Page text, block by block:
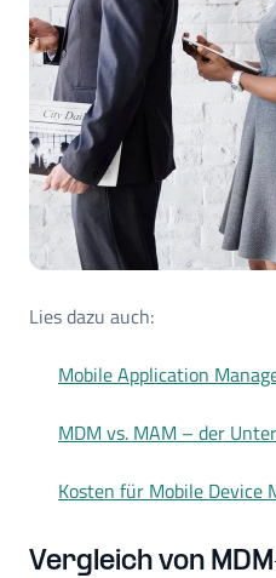
Lies dazu auch:
Mobile Application
MDM vs. MAM – der
Kosten für Mobile Device
Vergleich von